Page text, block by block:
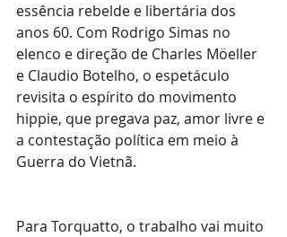
essência rebelde e libertária dos
anos 60. Com Rodrigo Simas no
elenco e direção de Charles Möeller
e Claudio Botelho, o espetáculo
revisita o espírito do movimento
hippie, que pregava paz, amor livre e
a contestação política em meio à
Guerra do Vietnã.
Para Torquatto, o trabalho vai muito